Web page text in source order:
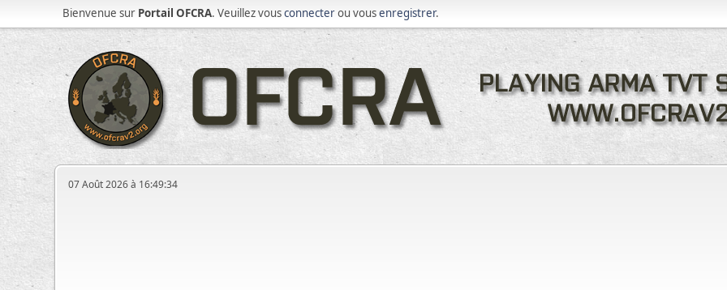
Bienvenue sur Portail OFCRA. Veuillez vousconnecterou vousenregistrer.
07 Août 2026 à 16:49:34